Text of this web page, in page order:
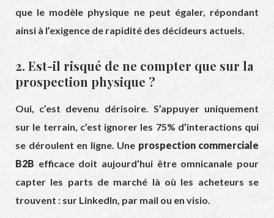
que le modèle physique ne peut égaler, répondant
ainsi à l’exigence de rapidité des décideurs actuels.
2. Est-il risqué de ne compter que sur la
prospection physique ?
Oui, c’est devenu dérisoire. S’appuyer uniquement
sur le terrain, c’est ignorer les 75% d’interactions qui
se déroulent en ligne. Une prospection commerciale
B2B efficace doit aujourd’hui être omnicanale pour
capter les parts de marché là où les acheteurs se
trouvent : sur LinkedIn, par mail ou en visio.